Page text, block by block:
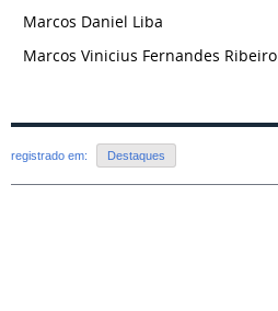
Marcos Daniel Liba
Marcos Vinicius Fernandes Ribeiro
registrado em: Destaques